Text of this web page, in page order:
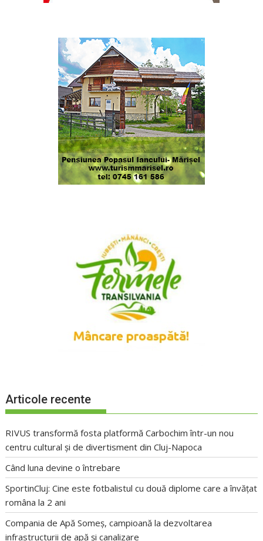
Articole recente
RIVUS transformă fosta platformă Carbochim într-un nou
centru cultural și de divertisment din Cluj-Napoca
Când luna devine o întrebare
SportinCluj: Cine este fotbalistul cu două diplome care a învățat
româna la 2 ani
Compania de Apă Someș, campioană la dezvoltarea
infrastructurii de apă și canalizare